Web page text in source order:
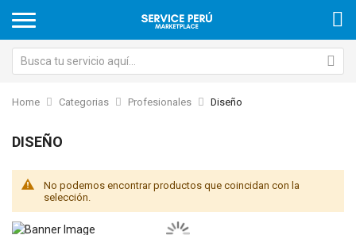
Home Categorias Profesionales Diseño
DISEÑO
No podemos encontrar productos que coincidan con la
selección.